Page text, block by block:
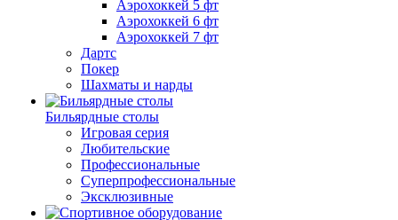
Аэрохоккей 5 фт
Аэрохоккей 6 фт
Аэрохоккей 7 фт
Дартс
Покер
Шахматы и нарды
Бильярдные столы
Игровая серия
Любительские
Профессиональные
Суперпрофессиональные
Эксклюзивные